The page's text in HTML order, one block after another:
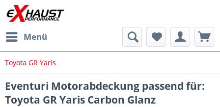
Menü
Toyota GR Yaris
Eventuri Motorabdeckung passend für:
Toyota GR Yaris Carbon Glanz